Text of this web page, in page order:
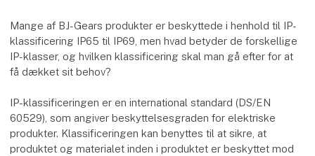
Mange af BJ-Gears produkter er beskyttede i henhold til IP-
klassificering IP65 til IP69, men hvad betyder de forskellige
IP-klasser, og hvilken klassificering skal man gå efter for at
få dækket sit behov?
IP-klassificeringen er en international standard (DS/EN
60529), som angiver beskyttelsesgraden for elektriske
produkter. Klassificeringen kan benyttes til at sikre, at
produktet og materialet inden i produktet er beskyttet mod